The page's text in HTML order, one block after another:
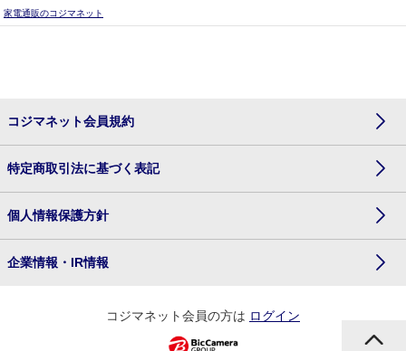
家電通販のコジマネット
コジマネット会員規約
特定商取引法に基づく表記
個人情報保護方針
企業情報・IR情報
コジマネット会員の方は ログイン